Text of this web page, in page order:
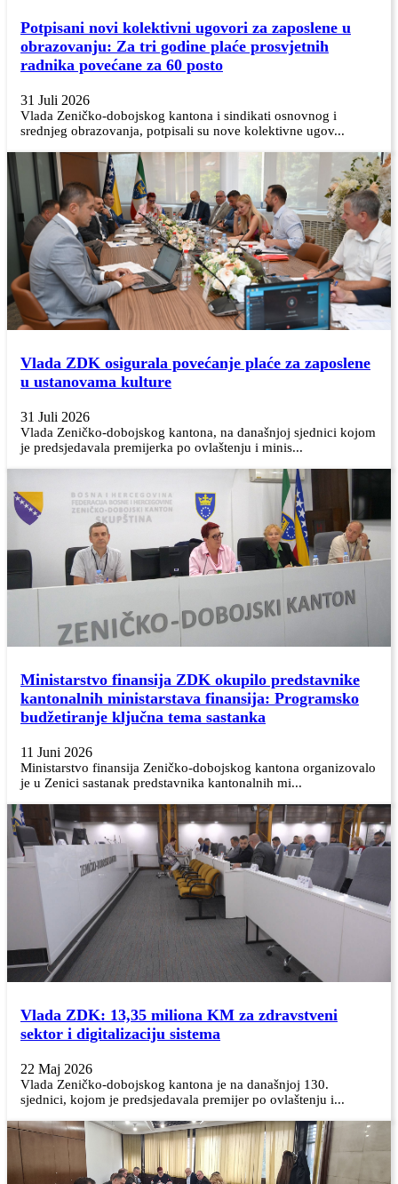
Potpisani novi kolektivni ugovori za zaposlene u
obrazovanju: Za tri godine plaće prosvjetnih
radnika povećane za 60 posto
31 Juli 2026
Vlada Zeničko-dobojskog kantona i sindikati osnovnog i
srednjeg obrazovanja, potpisali su nove kolektivne ugov...
Vlada ZDK osigurala povećanje plaće za zaposlene
u ustanovama kulture
31 Juli 2026
Vlada Zeničko-dobojskog kantona, na današnjoj sjednici kojom
je predsjedavala premijerka po ovlaštenju i minis...
Ministarstvo finansija ZDK okupilo predstavnike
kantonalnih ministarstava finansija: Programsko
budžetiranje ključna tema sastanka
11 Juni 2026
Ministarstvo finansija Zeničko-dobojskog kantona organizovalo
je u Zenici sastanak predstavnika kantonalnih mi...
Vlada ZDK: 13,35 miliona KM za zdravstveni
sektor i digitalizaciju sistema
22 Maj 2026
Vlada Zeničko-dobojskog kantona je na današnjoj 130.
sjednici, kojom je predsjedavala premijer po ovlaštenju i...